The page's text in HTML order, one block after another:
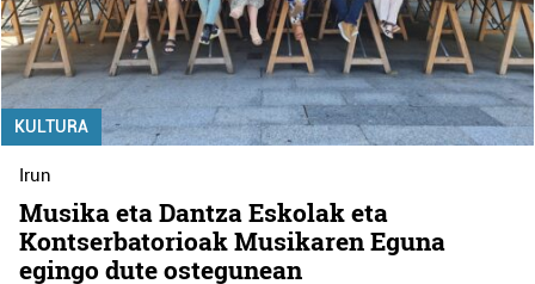
KULTURA
Irun
Musika eta Dantza Eskolak eta
Kontserbatorioak Musikaren Eguna
egingo dute ostegunean